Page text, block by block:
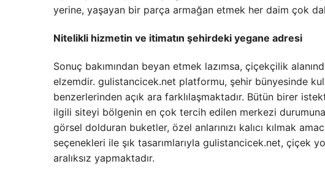
yerine, yaşayan bir parça armağan etmek her daim çok
Nitelikli hizmetin ve itimatın şehirdeki yegane adresi
Sonuç bakımından beyan etmek lazımsa, çiçekçilik
elzemdir. gulistancicek.net platformu, şehir bünyesinde
benzerlerinden açık ara farklılaşmaktadır. Bütün birer
ilgili siteyi bölgenin en çok tercih edilen merkezi
görsel dolduran buketler, özel anlarınızı kalıcı kılmak
seçenekleri ile şık tasarımlarıyla gulistancicek.net, çiçek
aralıksız yapmaktadır.